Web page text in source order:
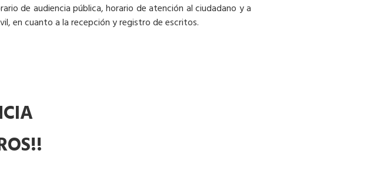
de audiencia pública, horario de atención al ciudadano y a
en cuanto a la recepción y registro de escritos.